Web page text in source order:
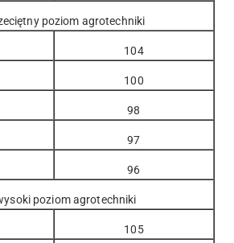
poziom agrotechniki
104
100
98
97
96
poziom agrotechniki
105